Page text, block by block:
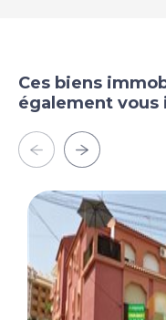
Ces biens
également vous